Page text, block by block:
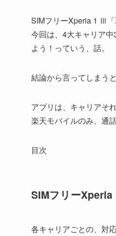
SIMフリーXperia 1 Ⅲ「
今回は、4大キャリア
よう！っていう、話。
結論から言ってしまう
アプリは、キャリアそ
楽天モバイルのみ、通
目次
SIMフリー
各キャリアごとの、対